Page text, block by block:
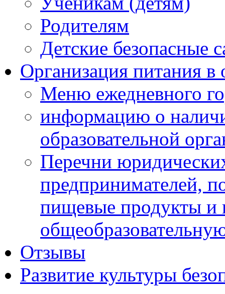
Родителям
Детские безопасные
Организация питания в
Меню ежедневного
информацию о
образовательной
Перечни
предпринимателей,
пищевые продукты и
Отзывы
Развитие культуры